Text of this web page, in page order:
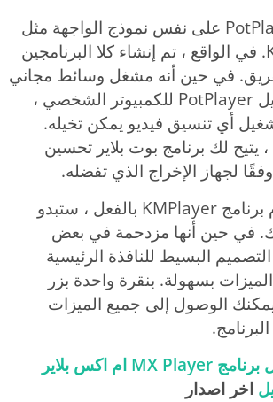
يعتمد برنامج PotPlayer على نفس نموذج الواجهة مثل
برنامج KMPlayer. في الواقع ، تم إنشاء كلا البرنامجين
في حين أنه مشغل وسائط مجاني
، عندما تقوم بتنزيل PotPlayer للكمبيوتر الشخصي ،
أي تنسيق فيديو يمكن تخيله.
يتيح لك برنامج بوت بلاير تحسين
لجهاز الإخراج الذي تفضله.
في حالة استخدام برنامج KMPlayer بالفعل ، ستبدو
في حين أنها مزدحمة في بعض
البسيط للنافذة الرئيسية
بسهولة. بنقرة واحدة بزر
الوصول إلى جميع الميزات
تحميل برنامج MX Player ام اكس بلاير
اخر اصدار